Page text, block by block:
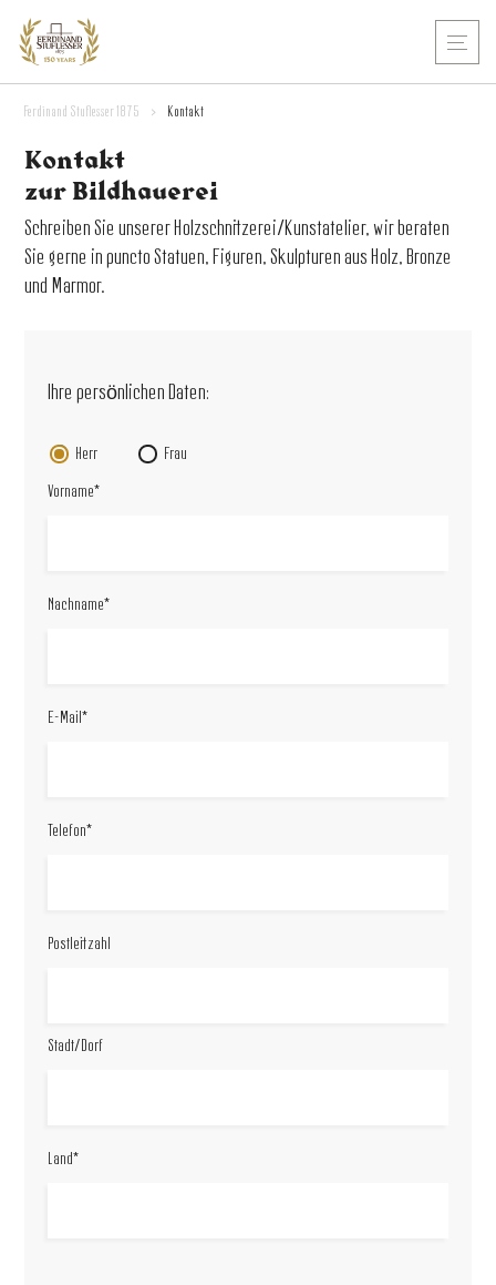
Ferdinand Stuflesser 1875 > Kontakt
Kontakt
zur Bildhauerei
Schreiben Sie unserer Holzschnitzerei/Kunstatelier, wir beraten
Sie gerne in puncto Statuen, Figuren, Skulpturen aus Holz, Bronze
und Marmor.
Bitte lasse dieses Feld leer.
Ihre persönlichen Daten:
Herr Frau
Vorname*
Nachname*
E-Mail*
Telefon*
Postleitzahl
Stadt/Dorf
Land*